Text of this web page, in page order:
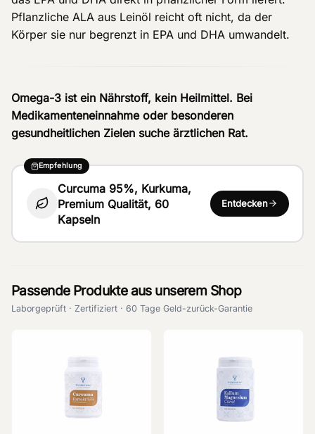
Pflanzliche ALA aus Leinöl reicht oft nicht, da der
Körper sie nur begrenzt in EPA und DHA umwandelt.
Omega-3 ist ein Nährstoff, kein Heilmittel. Bei
Medikamenteneinnahme oder besonderen
gesundheitlichen Zielen suche ärztlichen Rat.
Empfehlung
Curcuma 95%, Kurkuma,
Premium Qualität, 60
Kapseln
Entdecken
Passende Produkte aus unserem Shop
Laborgeprüft · Zertifiziert · 60 Tage Geld-zurück-Garantie